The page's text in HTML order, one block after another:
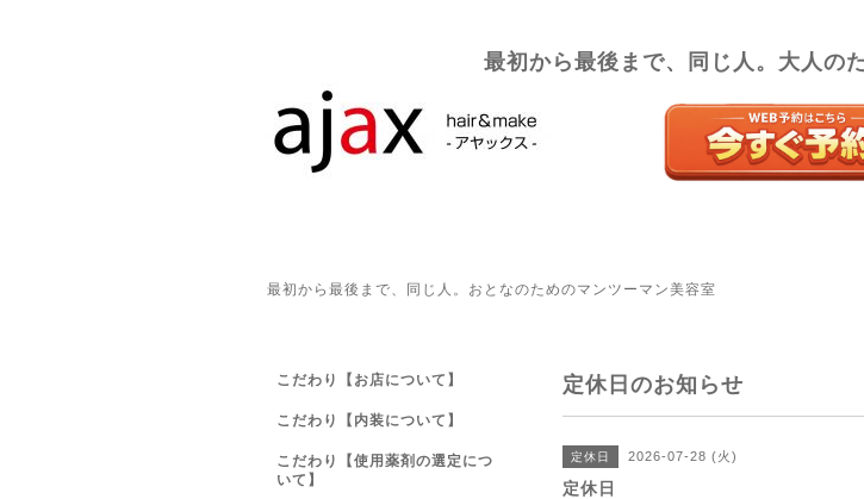
最初から最後まで、同じ人。大人の
最初から最後まで、同じ人。おとなのためのマンツーマン美容室
定休日のお知らせ
定休日 2026-07-28 (火)
定休日
こだわり【お店について】
こだわり【内装について】
こだわり【使用薬剤の選定につ
いて】